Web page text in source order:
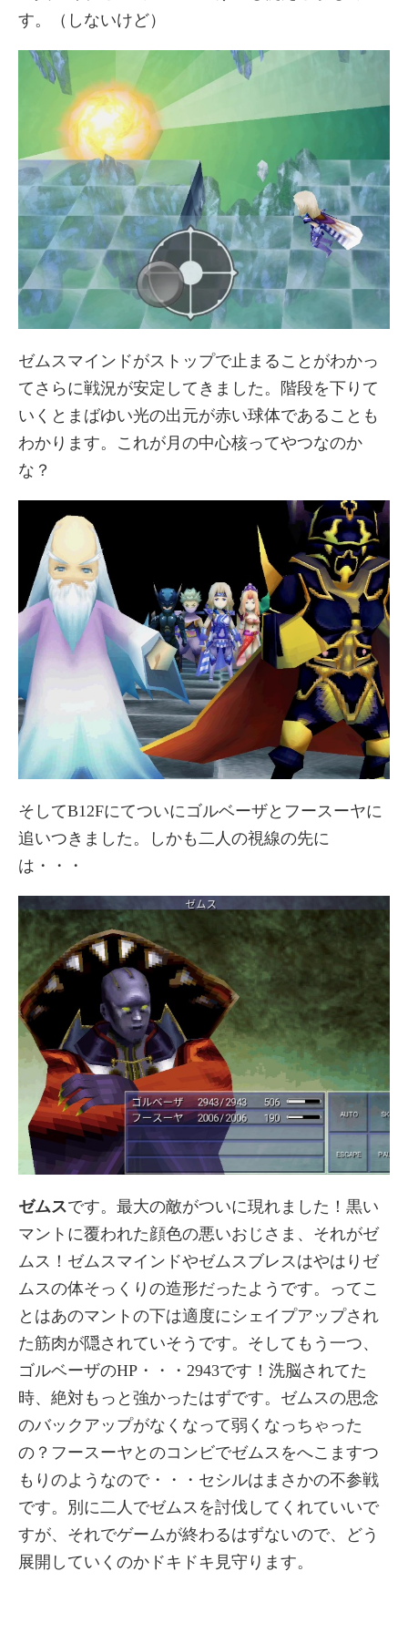
す。（しないけど）
ゼムスマインドがストップで止まることがわかっ
てさらに戦況が安定してきました。階段を下りて
いくとまばゆい光の出元が赤い球体であることも
わかります。これが月の中心核ってやつなのか
な？
そしてB12Fにてついにゴルベーザとフースーヤに
追いつきました。しかも二人の視線の先に
は・・・
ゼムスです。最大の敵がついに現れました！黒い
マントに覆われた顔色の悪いおじさま、それがゼ
ムス！ゼムスマインドやゼムスブレスはやはりゼ
ムスの体そっくりの造形だったようです。ってこ
とはあのマントの下は適度にシェイプアップされ
た筋肉が隠されていそうです。そしてもう一つ、
ゴルベーザのHP・・・2943です！洗脳されてた
時、絶対もっと強かったはずです。ゼムスの思念
のバックアップがなくなって弱くなっちゃった
の？フースーヤとのコンビでゼムスをへこますつ
もりのようなので・・・セシルはまさかの不参戦
です。別に二人でゼムスを討伐してくれていいで
すが、それでゲームが終わるはずないので、どう
展開していくのかドキドキ見守ります。